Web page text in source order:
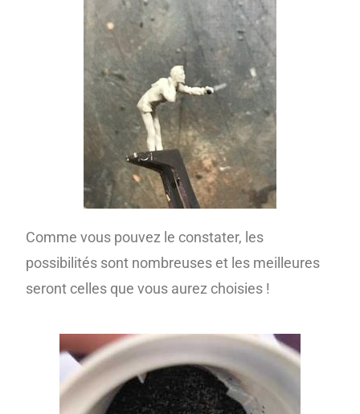
Comme vous pouvez le constater, les
possibilités sont nombreuses et les meilleures
seront celles que vous aurez choisies !